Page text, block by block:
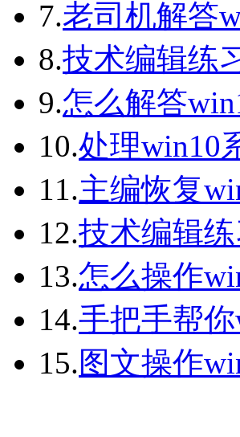
7.老司机解答
8.技术编辑练
9.怎么解答
10.处理win10
11.主编恢复
12.技术编辑
13.怎么操作
14.手把手帮
15.图文操作